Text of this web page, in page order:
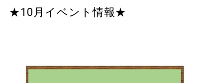
★10月イベント情報★